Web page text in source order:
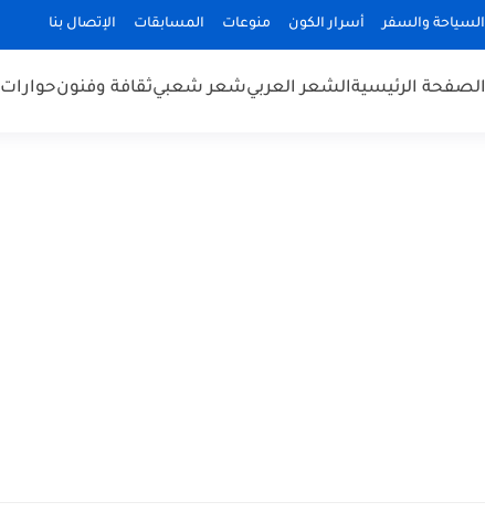
السياحة والسفر أسرار الكون منوعات المسابقات الإتصال بنا
الصفحة الرئيسيةالشعر العربيشعر شعبيثقافة وفنونحوارات